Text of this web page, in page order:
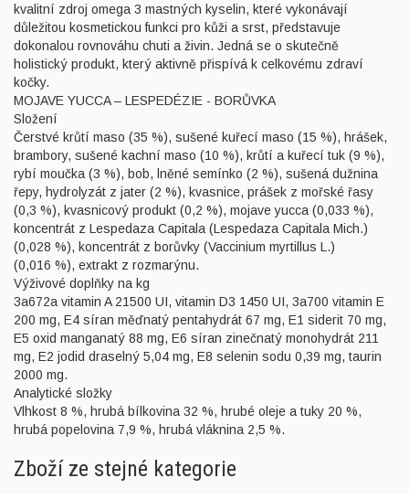
kvalitní zdroj omega 3 mastných kyselin, které vykonávají
důležitou kosmetickou funkci pro kůži a srst, představuje
dokonalou rovnováhu chuti a živin. Jedná se o skutečně
holistický produkt, který aktivně přispívá k celkovému zdraví
kočky.
MOJAVE YUCCA – LESPEDÉZIE - BORŮVKA
Složení
Čerstvé krůtí maso (35 %), sušené kuřecí maso (15 %), hrášek,
brambory, sušené kachní maso (10 %), krůtí a kuřecí tuk (9 %),
rybí moučka (3 %), bob, lněné semínko (2 %), sušená dužnina
řepy, hydrolyzát z jater (2 %), kvasnice, prášek z mořské řasy
(0,3 %), kvasnicový produkt (0,2 %), mojave yucca (0,033 %),
koncentrát z Lespedaza Capitala (Lespedaza Capitala Mich.)
(0,028 %), koncentrát z borůvky (Vaccinium myrtillus L.)
(0,016 %), extrakt z rozmarýnu.
Výživové doplňky na kg
3a672a vitamin A 21500 UI, vitamin D3 1450 UI, 3a700 vitamin E
200 mg, E4 síran měďnatý pentahydrát 67 mg, E1 siderit 70 mg,
E5 oxid manganatý 88 mg, E6 síran zinečnatý monohydrát 211
mg, E2 jodid draselný 5,04 mg, E8 selenin sodu 0,39 mg, taurin
2000 mg.
Analytické složky
Vlhkost 8 %, hrubá bílkovina 32 %, hrubé oleje a tuky 20 %,
hrubá popelovina 7,9 %, hrubá vláknina 2,5 %.
Zboží ze stejné kategorie